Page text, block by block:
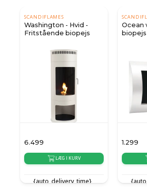
SCANDIFLAMES
Washington - Hvid -
Fritstående biopejs
6.499
LÆG I KURV
{auto_delivery_time}
biopejs
1.299